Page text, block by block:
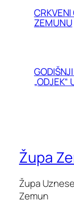
CRKVENI
ZEMUNU
„ODJEK“
Župa
Župa
Zemun